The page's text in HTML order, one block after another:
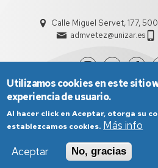
Calle Miguel Servet, 177,
admvetez@unizar.es
Aviso Legal
Condiciones
Política de Privacidad
Utilizamos cookies en este sitio
experiencia de usuario.
Al hacer click en Aceptar, otorga su
establezcamos cookies. Más info
Aceptar
No, gracias